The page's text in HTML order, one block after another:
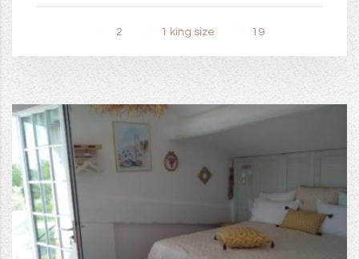
2 1 king size 19